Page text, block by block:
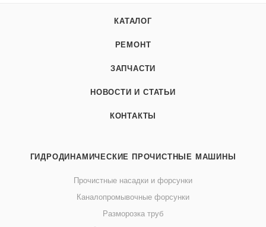
КАТАЛОГ
РЕМОНТ
ЗАПЧАСТИ
НОВОСТИ И СТАТЬИ
КОНТАКТЫ
ГИДРОДИНАМИЧЕСКИЕ ПРОЧИСТНЫЕ МАШИНЫ
Прочистные насадки и форсунки
Каналопромывочные форсунки
Разморозка труб